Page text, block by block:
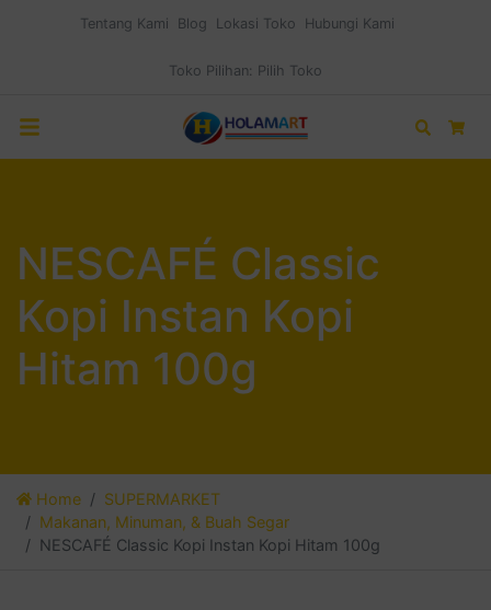
Tentang Kami Blog Lokasi Toko Hubungi Kami
Toko Pilihan: Pilih Toko
Search
NESCAFÉ Classic
Kopi Instan Kopi
Hitam 100g
Home
SUPERMARKET
Makanan, Minuman, & Buah Segar
NESCAFÉ Classic Kopi Instan Kopi Hitam 100g